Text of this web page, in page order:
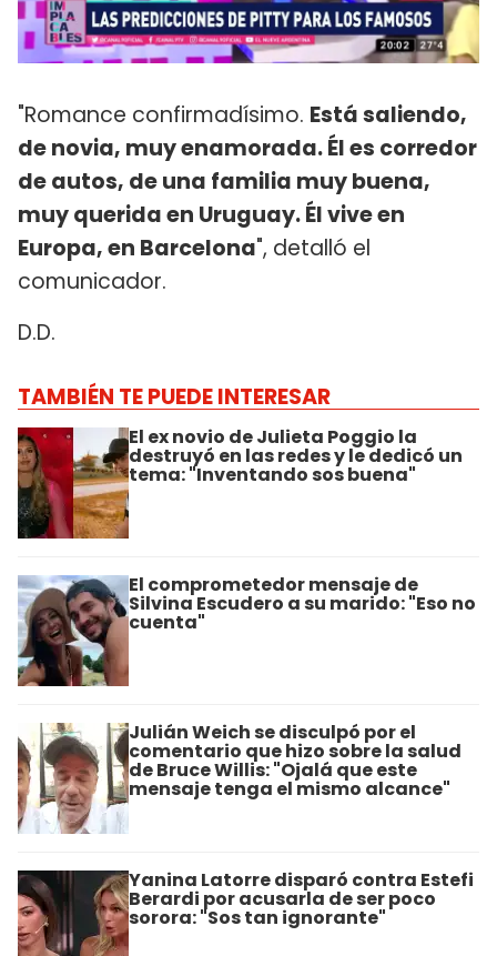
"Romance confirmadísimo. Está saliendo,
de novia, muy enamorada. Él es corredor
de autos, de una familia muy buena,
muy querida en Uruguay. Él vive en
Europa, en Barcelona", detalló el
comunicador.
D.D.
TAMBIÉN TE PUEDE INTERESAR
El ex novio de Julieta Poggio la
destruyó en las redes y le dedicó un
tema: "Inventando sos buena"
El comprometedor mensaje de
Silvina Escudero a su marido: "Eso no
cuenta"
Julián Weich se disculpó por el
comentario que hizo sobre la salud
de Bruce Willis: "Ojalá que este
mensaje tenga el mismo alcance"
Yanina Latorre disparó contra Estefi
Berardi por acusarla de ser poco
sorora: "Sos tan ignorante"